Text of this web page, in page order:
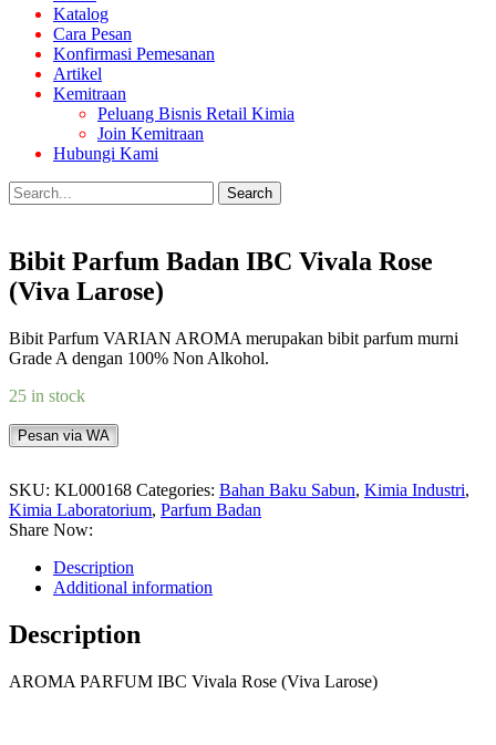
Katalog
Cara Pesan
Konfirmasi Pemesanan
Artikel
Kemitraan
Peluang Bisnis Retail Kimia
Join Kemitraan
Hubungi Kami
Search
Bibit Parfum Badan IBC Vivala Rose
(Viva Larose)
Bibit Parfum VARIAN AROMA merupakan bibit parfum murni
Grade A dengan 100% Non Alkohol.
25 in stock
Pesan via WA
SKU: KL000168 Categories: Bahan Baku Sabun, Kimia Industri,
Kimia Laboratorium, Parfum Badan
Share Now:
Description
Additional information
Description
AROMA PARFUM IBC Vivala Rose (Viva Larose)